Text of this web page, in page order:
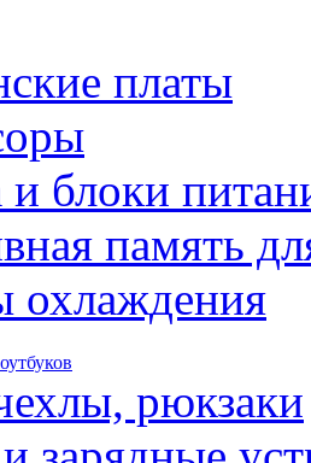
платы
и блоки
память
охлаждения
рюкзаки